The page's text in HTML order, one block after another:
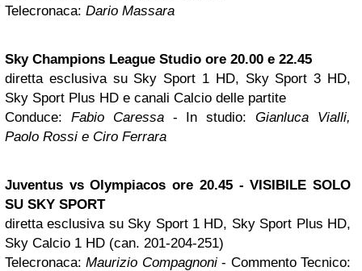
Telecronaca: Dario Massara
Sky Champions League Studio ore 20.00 e 22.45
diretta esclusiva su Sky Sport 1 HD, Sky Sport 3 HD,
Sky Sport Plus HD e canali Calcio delle partite
Conduce: Fabio Caressa- In studio:Gianluca Vialli,
Paolo Rossi e Ciro Ferrara
Juventus vs Olympiacos ore 20.45 -VISIBILE SOLO
SU SKY SPORT
diretta esclusiva su Sky Sport 1 HD, Sky Sport Plus HD,
Sky Calcio 1 HD (can. 201-204-251)
Telecronaca:Maurizio Compagnoni- Commento Tecnico: